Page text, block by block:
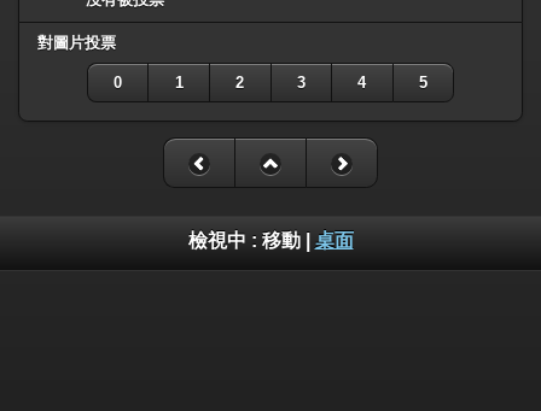
對圖片投票
0 1 2 3 4 5
檢視中 : 移動| 桌面